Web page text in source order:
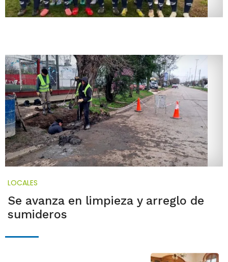
LOCALES
Se avanza en limpieza y arreglo de
sumideros